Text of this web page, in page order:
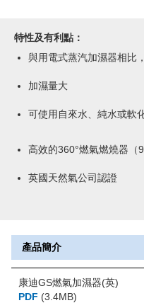
特性及有利點：
與用電式蒸汽加濕器相比
加濕量大
可使用自來水、純水或軟
高效的360°燃氣燃燒器（
英國天然氣公司認證
產品簡介
康迪GS燃氣加濕器(英)
PDF (3.4MB)